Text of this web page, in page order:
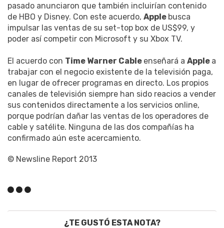
pasado anunciaron que también incluirían contenido
de HBO y Disney. Con este acuerdo, Apple busca
impulsar las ventas de su set-top box de US$99, y
poder así competir con Microsoft y su Xbox TV.
El acuerdo con Time Warner Cable enseñará a Apple a
trabajar con el negocio existente de la televisión paga,
en lugar de ofrecer programas en directo. Los propios
canales de televisión siempre han sido reacios a vender
sus contenidos directamente a los servicios online,
porque podrían dañar las ventas de los operadores de
cable y satélite. Ninguna de las dos compañías ha
confirmado aún este acercamiento.
© Newsline Report 2013
¿TE GUSTÓ ESTA NOTA?